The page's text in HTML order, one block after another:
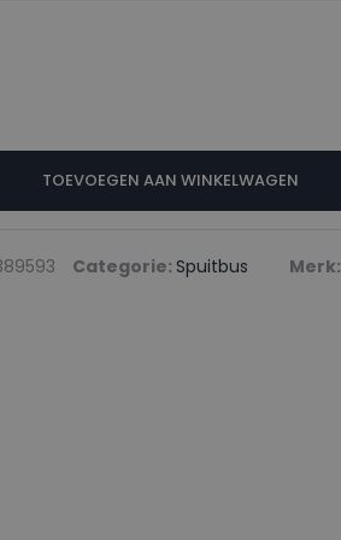
TOEVOEGEN AAN WINKELWAGEN
Categorie: Spuitbus Merk: